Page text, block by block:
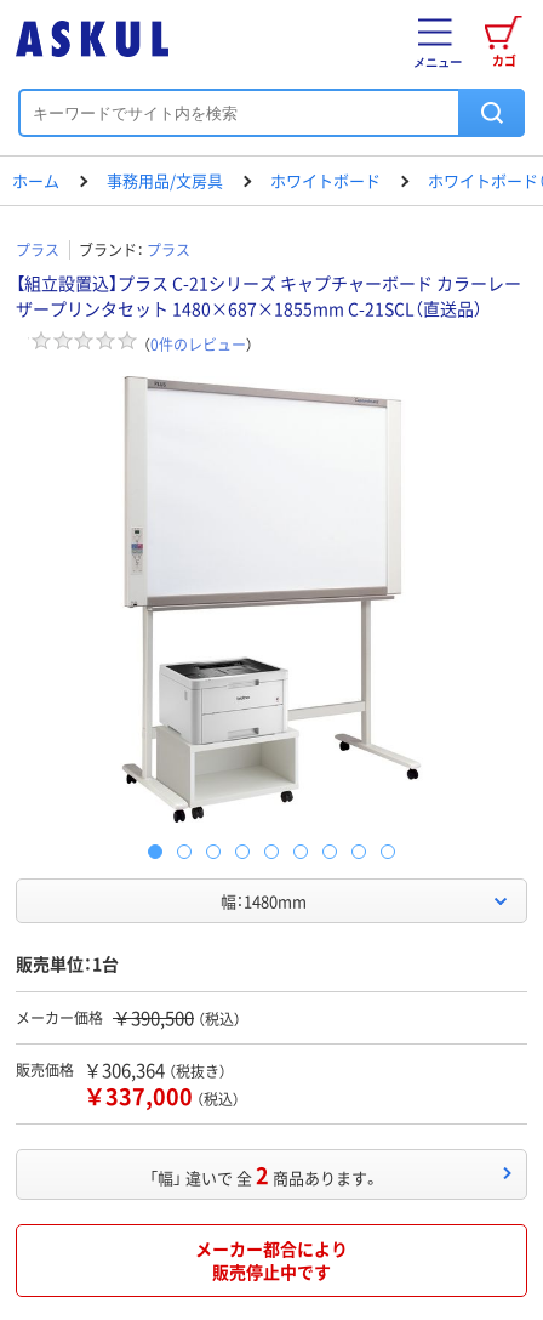
カゴ
メニュー
ホーム 事務用品/文房具 ホワイトボード ホワイトボード
プラス ブランド： プラス
【組立設置込】プラス C-21シリーズ キャプチャーボード カラーレー
ザープリンタセット 1480×687×1855mm C-21SCL（直送品）
（0件のレビュー）
幅：1480mm
販売単位：1台
メーカー価格 ￥390,500 （税込）
販売価格 ￥306,364 （税抜き）
￥337,000 （税込）
「幅」 違いで 全2 商品あります。
メーカー都合により
販売停止中です